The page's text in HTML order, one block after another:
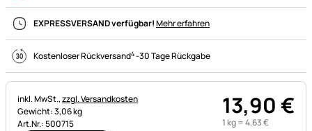
EXPRESSVERSAND verfügbar!Mehr erfahren
Kostenloser Rückversand4-30 Tage Rückgabe
Steuerhinweis:
inkl. MwSt.,zzgl. Versandkosten
Gewicht: 3,06 kg
Art.Nr.: 500715
13,90€
1 kg =4,63€